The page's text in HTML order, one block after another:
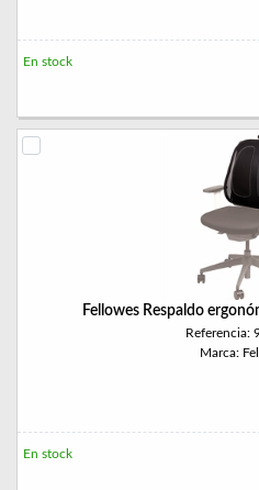
En stock
Fellowes Respaldo
Referencia:
Marca:
En stock